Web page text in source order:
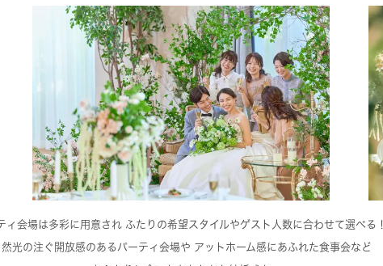
ィ会場は多彩に用意され ふたりの希望スタイルやゲスト人数に合わせて選べる！
光の注ぐ開放感のあるパーティ会場や アットホーム感にあふれた食事会など